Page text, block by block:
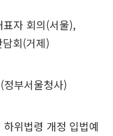
자 회의(서울),
회(거제)
부서울청사)
위법령 개정 입법예